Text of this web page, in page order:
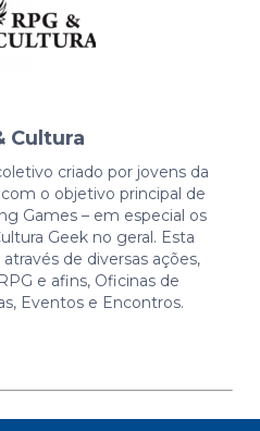
Cultura
criado por jovens da
o objetivo principal de
Games – em especial os
Geek no geral. Esta
de diversas ações,
e afins, Oficinas de
Eventos e Encontros.